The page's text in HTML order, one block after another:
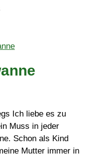
Ich liebe es zu
Muss in jeder
Schon als Kind
Mutter immer in